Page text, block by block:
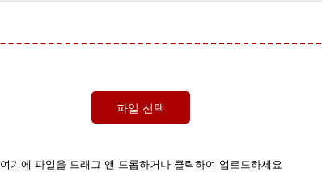
파일 선택
여기에 파일을 드래그 앤 드롭하거나 클릭하여 업로드하세요